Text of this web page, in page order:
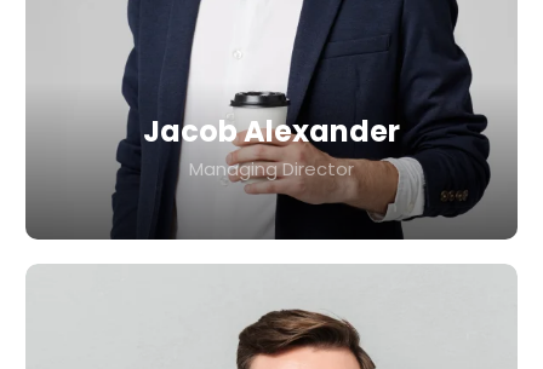
Jacob Alexander
Managing Director